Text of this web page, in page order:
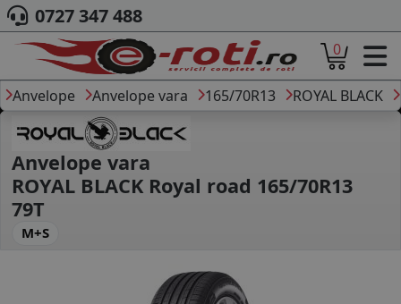
ACASA
DESPRE NOI
ANVELOPE
AUTO
CAMION
MOTO
AGROINDUSTRIALE
MARCA AUTO
0727 347 488
0
Anvelope Anvelope vara 165/70R13 ROYAL BLACK
Anvelope vara
ROYAL BLACK Royal road 165/70R13
79T
M+S